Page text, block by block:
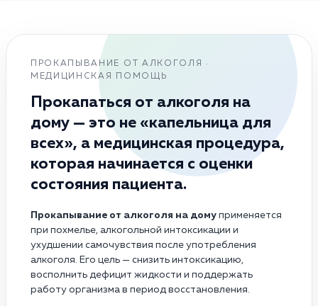
ПРОКАПЫВАНИЕ ОТ АЛКОГОЛЯ ·
МЕДИЦИНСКАЯ ПОМОЩЬ
Прокапаться от алкоголя на
дому — это не «капельница для
всех», а медицинская процедура,
которая начинается с оценки
состояния пациента.
Прокапывание от алкоголя на дому применяется
при похмелье, алкогольной интоксикации и
ухудшении самочувствия после употребления
алкоголя. Его цель — снизить интоксикацию,
восполнить дефицит жидкости и поддержать
работу организма в период восстановления.